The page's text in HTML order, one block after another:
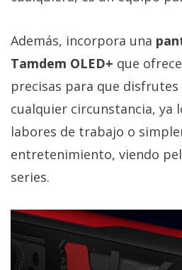
Además, incorpora una
Tamdem OLED+ que
precisas para que
cualquier circunstancia, ya
labores de trabajo o
entretenimiento, viendo
series.